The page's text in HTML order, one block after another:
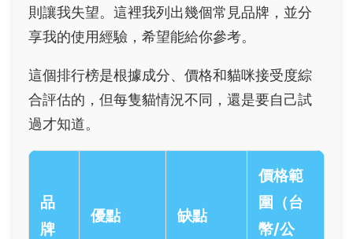
則讓我失望。這裡我列出幾個常見品牌，並分
享我的使用經驗，希望能給你參考。
這個排行榜是根據成分、價格和貓咪接受度綜
合評估的，但每隻貓情況不同，還是要自己試
過才知道。
品
牌
優點 缺點
價格範
圍（台
幣/公